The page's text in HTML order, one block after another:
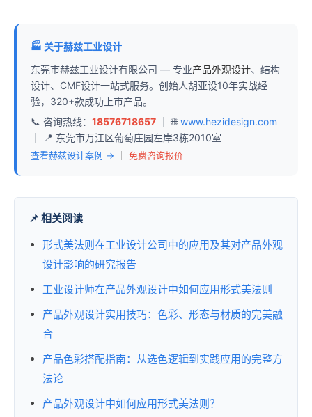
🏭 关于赫兹工业设计
东莞市赫兹工业设计有限公司 — 专业产品外观设计、结构
设计、CMF设计一站式服务。创始人胡亚设10年实战经
验，320+款成功上市产品。
📞 咨询热线： 18576718657 ｜ 🌐www.hezidesign.com
｜ 📍 东莞市万江区葡萄庄园左岸3栋2010室
查看赫兹设计案例 → 免费咨询报价
📌 相关阅读
形式美法则在工业设计公司中的应用及其对产品外观
设计影响的研究报告
工业设计师在产品外观设计中如何应用形式美法则
产品外观设计实用技巧：色彩、形态与材质的完美融
合
产品色彩搭配指南：从选色逻辑到实践应用的完整方
法论
产品外观设计中如何应用形式美法则？